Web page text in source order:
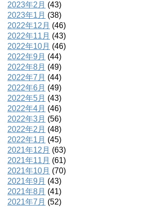
2023年2月 (43)
2023年1月 (38)
2022年12月 (46)
2022年11月 (43)
2022年10月 (46)
2022年9月 (44)
2022年8月 (49)
2022年7月 (44)
2022年6月 (49)
2022年5月 (43)
2022年4月 (46)
2022年3月 (56)
2022年2月 (48)
2022年1月 (45)
2021年12月 (63)
2021年11月 (61)
2021年10月 (70)
2021年9月 (43)
2021年8月 (41)
2021年7月 (52)